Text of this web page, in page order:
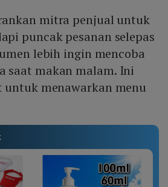
mitra penjual untuk
puncak pesanan selepas
lebih ingin mencoba
saat makan malam. Ini
menawarkan menu